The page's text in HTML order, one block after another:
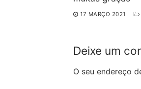
17 MARÇO 2021
Deixe um
O seu endereço